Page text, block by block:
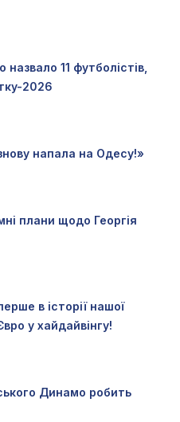
11 футболістів,
2026
напала на Одесу!»
плани щодо Георгія
в історії нашої
у хайдайвінгу!
Динамо робить